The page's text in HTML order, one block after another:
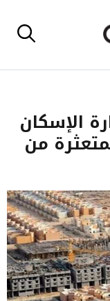
الإسكان
من